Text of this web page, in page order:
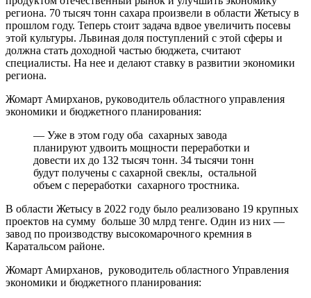
региона. 70 тысяч тонн сахара произвели в области Жетысу в
прошлом году. Теперь стоит задача вдвое увеличить посевы
этой культуры. Львиная доля поступлений с этой сферы и
должна стать доходной частью бюджета, считают
специалисты. На нее и делают ставку в развитии экономики
региона.
Жомарт Амирханов, руководитель областного управления
экономики и бюджетного планирования:
— Уже в этом году оба сахарных завода
планируют удвоить мощности переработки и
довести их до 132 тысяч тонн. 34 тысячи тонн
будут получены с сахарной свеклы, остальной
объем с переработки сахарного тростника.
В области Жетысу в 2022 году было реализовано 19 крупных
проектов на сумму больше 30 млрд тенге. Один из них —
завод по производству высокомарочного кремния в
Каратальсом районе.
Жомарт Амирханов, руководитель областного Управления
экономики и бюджетного планирования: